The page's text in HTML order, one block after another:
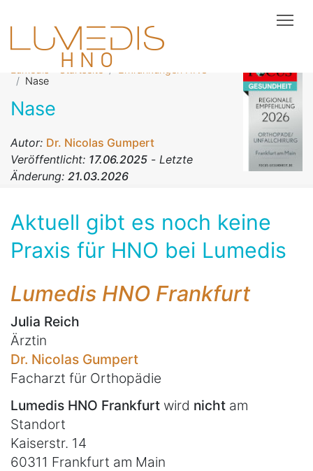
Lumedis - Startseite
Nase
Nase
Autor: Dr. Nicolas Gumpert
Veröffentlicht: 17.06.2025 - Letzte
Änderung: 21.03.2026
Aktuell gibt es noch keine
Praxis für HNO bei Lumedis
Lumedis HNO Frankfurt
Julia Reich
Ärztin
Dr. Nicolas Gumpert
Facharzt für Orthopädie
Lumedis HNO Frankfurt wird nicht am
Standort
Kaiserstr. 14
60311 Frankfurt am Main